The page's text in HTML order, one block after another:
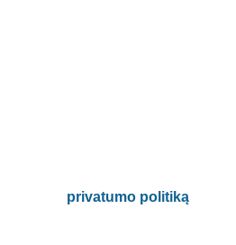
privatumo politiką.